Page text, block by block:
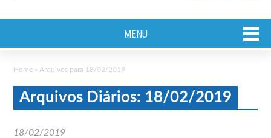
MENU
Home » Arquivos para 18/02/2019
Arquivos Diários: 18/02/2019
18/02/2019